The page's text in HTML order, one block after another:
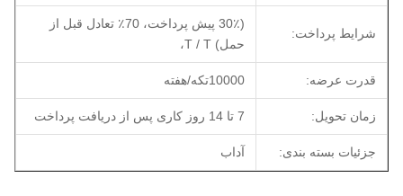
شرایط پرداخت:
(30٪ پیش پرداخت، 70٪ تعادل قبل از
حمل) T / T،
قدرت عرضه: 10000تکه/هفته
زمان تحویل: 7 تا 14 روز کاری پس از دریافت پرداخت
جزئیات بسته بندی: آداب